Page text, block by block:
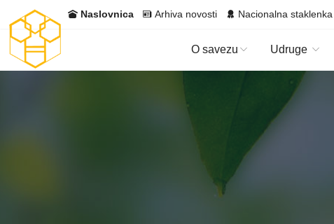
Naslovnica Arhiva novosti Nacionalna staklenka
O savezu Udruge